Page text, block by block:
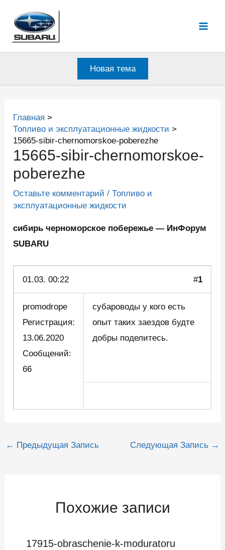
содержимому
Новая тема
Главная
Топливо и эксплуатационные жидкости
15665-sibir-chernomorskoe-poberezhe
15665-sibir-chernomorskoe-
poberezhe
Оставьте комментарий /Топливо и
эксплуатационные жидкости
сибирь черноморское побережье — ИнФорум
SUBARU
01.03. 00:22 #1
promodrope
Регистрация:
13.06.2020
Сообщений:
66
субароводы у кого есть
опыт таких заездов будте
добры поделитесь.
Навигация
← Предыдущая Запись Следующая Запись →
Похожие записи
17915-obraschenie-k-moduratoru